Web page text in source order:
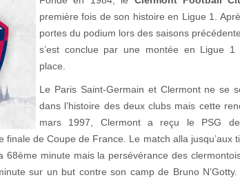
première fois de son histoire en Ligue 1.
portes du podium lors des saisons
s’est conclue par une montée en Ligue
place.
Le Paris Saint-Germain et Clermont ne se
dans l’histoire des deux clubs mais cette
mars 1997, Clermont a reçu le PSG
finale de Coupe de France. Le match alla jusqu’aux
68ème minute mais la persévérance des
sur un but contre son camp de Bruno N’Gotty.